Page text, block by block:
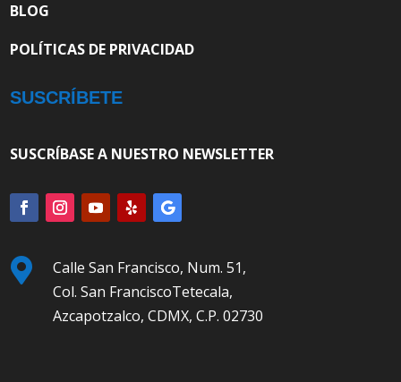
BLOG
POLÍTICAS DE PRIVACIDAD
SUSCRÍBETE
SUSCRÍBASE A NUESTRO NEWSLETTER

Calle San Francisco, Num. 51,
Col. San FranciscoTetecala,
Azcapotzalco, CDMX, C.P. 02730